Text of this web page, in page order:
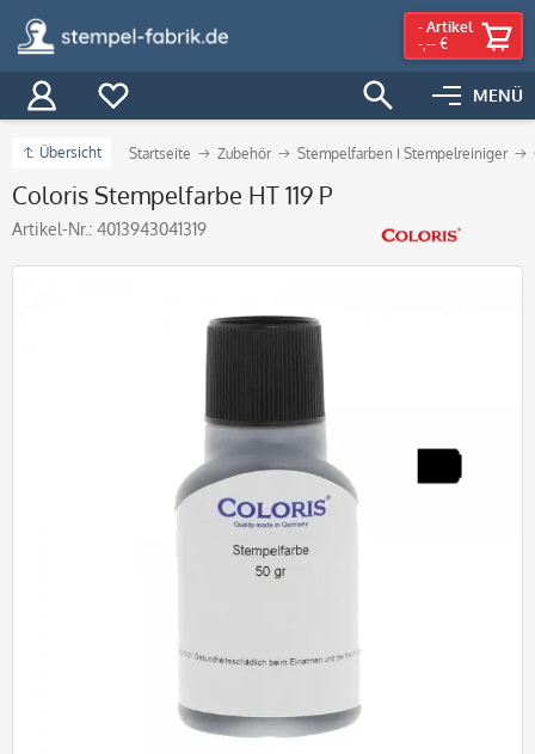
MENÜ
- Artikel
-,-- €
Übersicht Startseite Zubehör Stempelfarben I Stempelreiniger
Coloris Stempelfarbe HT 119 P
Artikel-Nr.: 4013943041319